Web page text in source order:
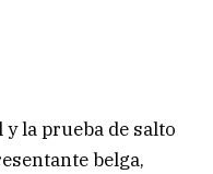
la prueba de salto
belga,